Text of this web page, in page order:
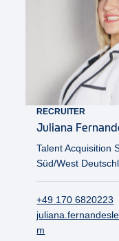
RECRUITER
Juliana
Talent Acquisition
Süd/West
+49 170 6820223
m